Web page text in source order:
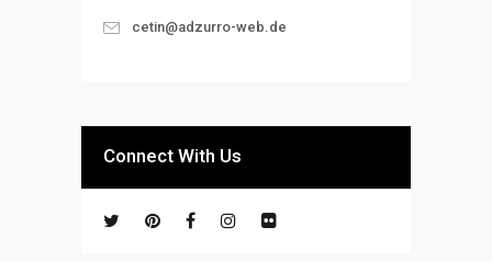
cetin@adzurro-web.de
Connect With Us